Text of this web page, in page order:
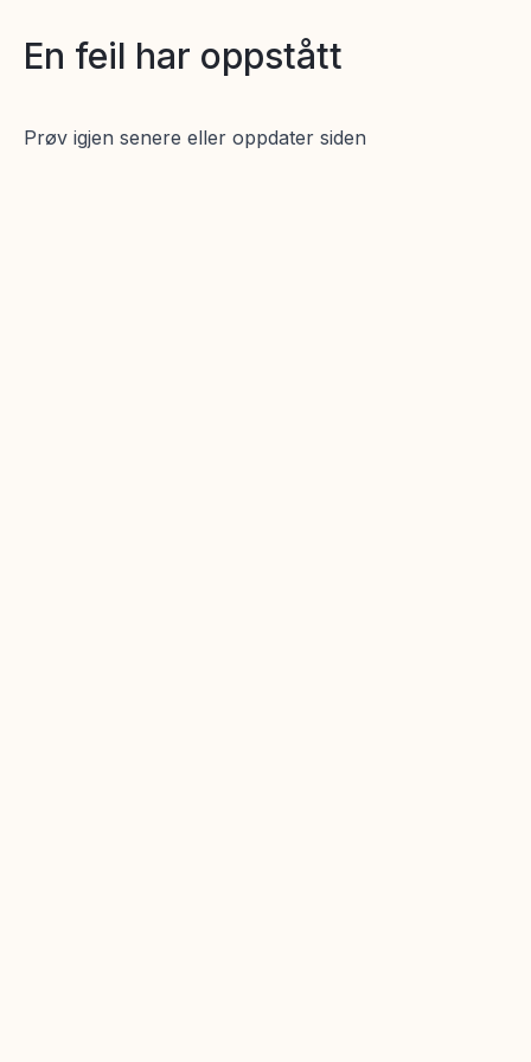
En feil har oppstått
Prøv igjen senere eller oppdater siden